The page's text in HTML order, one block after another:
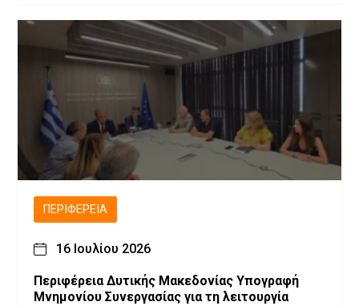
ΠΕΡΙΦΈΡΕΙΑ
16 Ιουλίου 2026
Περιφέρεια Δυτικής Μακεδονίας Υπογραφή
Μνημονίου Συνεργασίας για τη λειτουργία